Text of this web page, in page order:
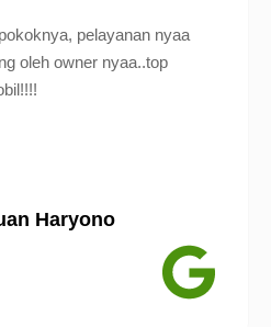
pelayanan nyaa
oleh owner nyaa..top
Haryono